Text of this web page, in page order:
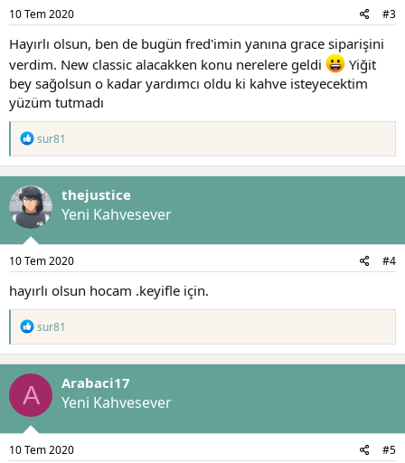
10 Tem 2020 #3
Hayırlı olsun, ben de bugün fred'imin yanına grace siparişini
verdim. New classic alacakken konu nerelere geldi
Yiğit
bey sağolsun o kadar yardımcı oldu ki kahve isteyecektim
yüzüm tutmadı
T
p
k
i
l
e
r
sur81
thejustice
Yeni Kahvesever
10 Tem 2020 #4
hayırlı olsun hocam .keyifle için.
T
e
p
k
l
e
r
sur81
A Arabaci17
Yeni Kahvesever
10 Tem 2020 #5